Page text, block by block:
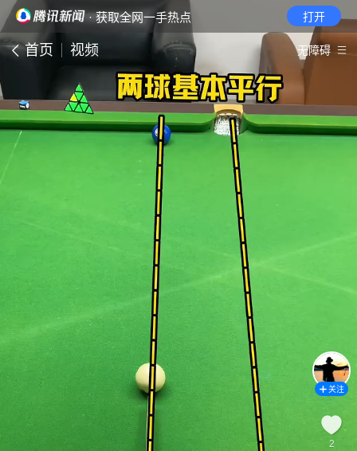
· 获取全网一手热点 打开
首页 视频 无障碍
关注
2